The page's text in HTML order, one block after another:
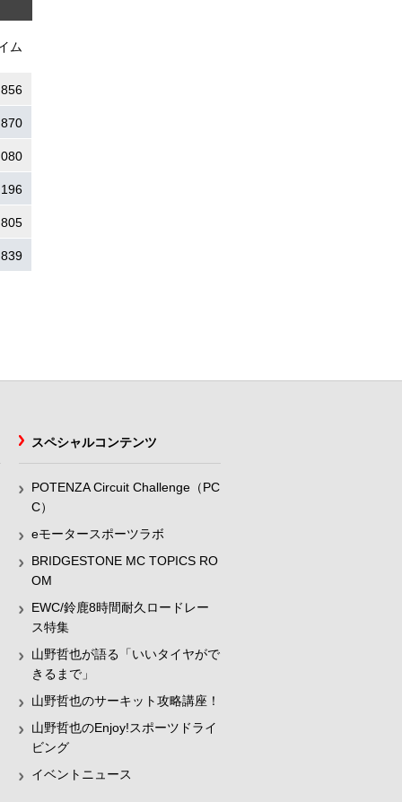
ム
スペシャルコンテンツ
POTENZA Circuit Challenge（PC
C）
eモータースポーツラボ
BRIDGESTONE MC TOPICS RO
OM
EWC/鈴鹿8時間耐久ロードレー
ス特集
山野哲也が語る「いいタイヤがで
きるまで」
山野哲也のサーキット攻略講座！
山野哲也のEnjoy!スポーツドライ
ビング
イベントニュース